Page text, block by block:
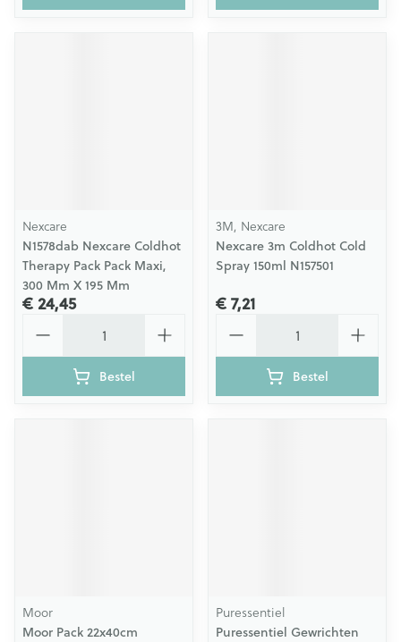
Nexcare
N1578dab Nexcare Coldhot
Therapy Pack Pack Maxi,
300 Mm X 195 Mm
€ 24,45
Bestel
3M, Nexcare
Nexcare 3m Coldhot Cold
Spray 150ml N157501
€ 7,21
Bestel
Moor
Moor Pack 22x40cm
Puressentiel
Puressentiel Gewrichten